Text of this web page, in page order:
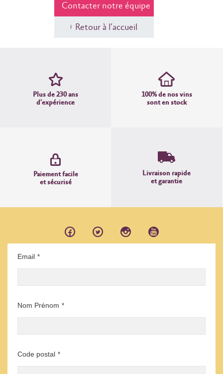
Contacter notre équipe
Retour à l’accueil
Plus de 230 ans
d'expérience
100% de nos vins
sont en stock
Paiement facile
et sécurisé
Livraison rapide
et garantie
Email *
Nom Prénom *
Code postal *